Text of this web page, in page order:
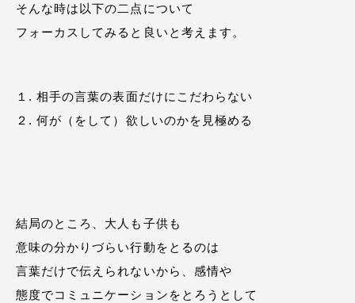
そんな時は以下の二点について
フォーカスしてみると良いと考えます。
１. 相手の言葉の表面だけにこだわらない
２. 何が（をして）欲しいのかを見極める
結局のところ、大人も子供も
意味の分かりづらい行動をとるのは
言葉だけで伝えられないから、感情や
態度でコミュニケーションをとろうとして